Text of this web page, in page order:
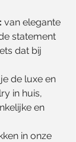
van elegante
statement
dat bij
de luxe en
in huis,
en
in onze